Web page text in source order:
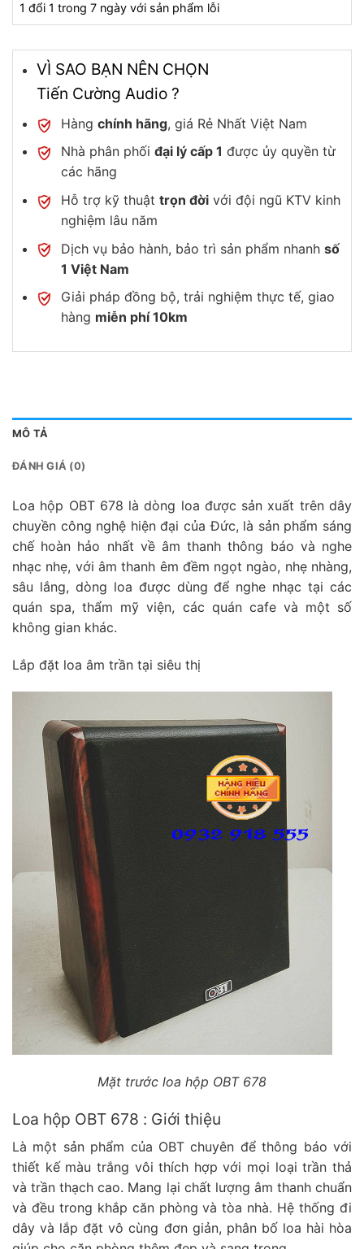
1 đổi 1 trong 7 ngày với sản phẩm lỗi
VÌ SAO BẠN NÊN CHỌN
Tiến Cường Audio ?
Hàng chính hãng, giá Rẻ Nhất Việt Nam
Nhà phân phối đại lý cấp 1 được ủy quyền từ
các hãng
Hỗ trợ kỹ thuật trọn đờivới đội ngũ KTV kinh
nghiệm lâu năm
Dịch vụ bảo hành, bảo trì sản phẩm nhanh số
1 Việt Nam
Giải pháp đồng bộ, trải nghiệm thực tế, giao
hàng miễn phí 10km
MÔ TẢ
ĐÁNH GIÁ (0)
Loa hộp OBT 678 là dòng loa được sản xuất trên dây
chuyền công nghệ hiện đại của Đức, là sản phẩm sáng
chế hoàn hảo nhất về âm thanh thông báo và nghe
nhạc nhẹ, với âm thanh êm đềm ngọt ngào, nhẹ nhàng,
sâu lắng, dòng loa được dùng để nghe nhạc tại các
quán spa, thẩm mỹ viện, các quán cafe và một số
không gian khác.
Lắp đặt loa âm trần tại siêu thị
Mặt trước loa hộp OBT 678
Loa hộp OBT 678 : Giới thiệu
Là một sản phẩm của OBT chuyên để thông báo với
thiết kế màu trắng vôi thích hợp với mọi loại trần thả
và trần thạch cao. Mang lại chất lượng âm thanh chuẩn
và đều trong khắp căn phòng và tòa nhà. Hệ thống đi
dây và lắp đặt vô cùng đơn giản, phân bố loa hài hòa